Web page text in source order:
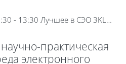
12:30 - 13:30 Лучшее в СЭО 3KL за прошедший год
практическая
электронного